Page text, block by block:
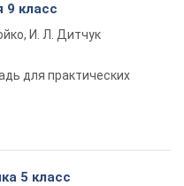
9 класс
И. Л. Дитчук
для практических
5 класс